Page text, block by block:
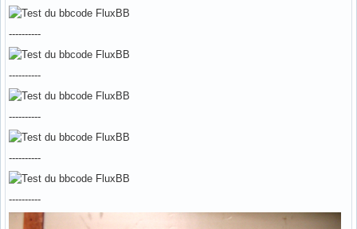
----------
----------
----------
----------
----------